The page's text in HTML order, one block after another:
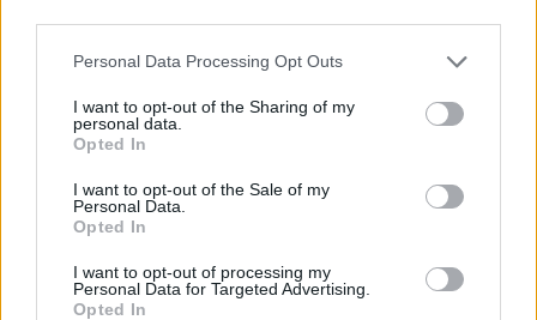
Please note that this website/app uses one or more Google
not limited to your visit or usage behaviour. You may click to
grant or deny consent to Google and its third-party tags to
use your data for below specified purposes in below Google
consent section.
Personal Data Processing Opt Outs
I want to opt-out of the Sharing of my
personal data.
Opted In
I want to opt-out of the Sale of my
Personal Data.
Opted In
I want to opt-out of processing my
Personal Data for Targeted Advertising.
Opted In
1’47.8
3.2
M. ALCOBA VFT Racing YAMAHA
CIMKÉK Barcelona Dominique Aegerter
Evan Bros Racing
HUMDA
Sebestyén Péter
Supersport világbajnokság